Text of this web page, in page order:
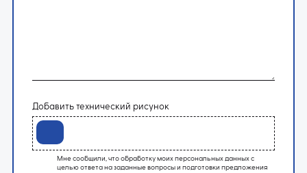
Добавить технический рисунок
Мне сообщили, что обработку моих персональных данных с
целью ответа на заданные вопросы и подготовки предложения